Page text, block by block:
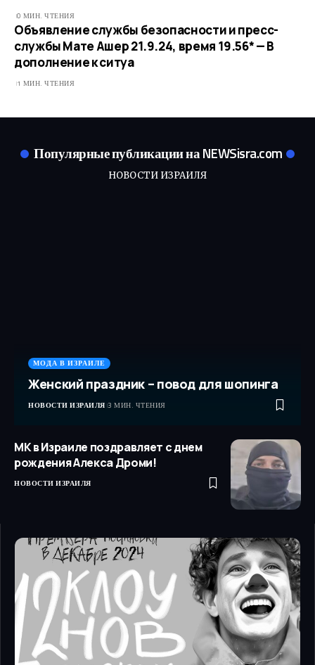
0 МИН. ЧТЕНИЯ
Объявление службы безопасности и пресс-
службы Мате Ашер 21.9.24, время 19.56* — В
дополнение к ситуа
1 МИН. ЧТЕНИЯ
Популярные публикации на NEWSisra.com
НОВОСТИ ИЗРАИЛЯ
МОДА В ИЗРАИЛЕ
Женский праздник – повод для шопинга
НОВОСТИ ИЗРАИЛЯ 3 МИН. ЧТЕНИЯ
МК в Израиле поздравляет с днем
рождения Алекса Дроми!
НОВОСТИ ИЗРАИЛЯ